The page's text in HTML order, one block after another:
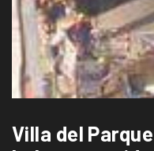
Villa del